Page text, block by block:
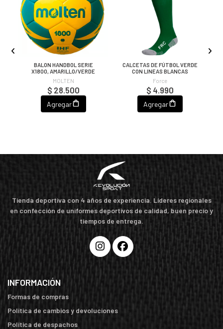
BALON HANDBOL SERIE
X1800, AMARILLO/VERDE
MOLTEN
$ 28.500
Agregar
CALCETAS DE FÚTBOL VERDE
CON LINEAS BLANCAS
Force
$ 4.990
Agregar
Tienda deportiva con 4 años de experiencia. Líderes regionales
en confección de uniformes deportivos de calidad, buen precio y
tiempos de entrega.
INFORMACIÓN
Formas de compras
Política de cambios y devoluciones
Política de despachos